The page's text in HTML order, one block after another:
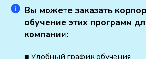
Вы можете заказать
обучение этих программ
компании:
■ Удобный график обучения